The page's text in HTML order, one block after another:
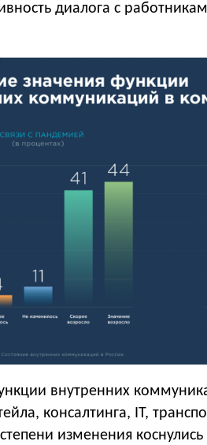
диалога с
внутренних
консалтинга, IT,
изменения коснулись